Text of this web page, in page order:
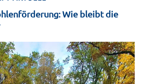
Wie bleibt die